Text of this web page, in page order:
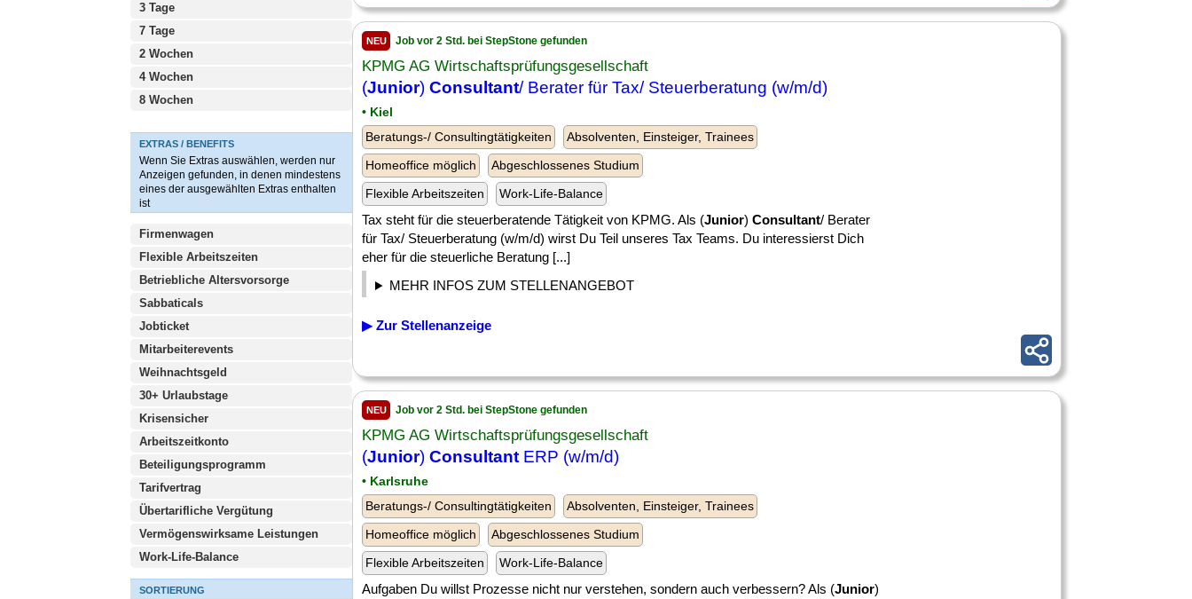
3 Tage
7 Tage
2 Wochen
4 Wochen
8 Wochen
EXTRAS / BENEFITS
Wenn Sie Extras auswählen, werden nur
Anzeigen gefunden, in denen mindestens
eines der ausgewählten Extras enthalten
ist
Firmenwagen
Flexible Arbeitszeiten
Betriebliche Altersvorsorge
Sabbaticals
Jobticket
Mitarbeiterevents
Weihnachtsgeld
30+ Urlaubstage
Krisensicher
Arbeitszeitkonto
Beteiligungsprogramm
Tarifvertrag
Übertarifliche Vergütung
Vermögenswirksame Leistungen
Work-Life-Balance
SORTIERUNG
NEU Job vor 2 Std. bei StepStone gefunden
KPMG AG Wirtschaftsprüfungsgesellschaft
(Junior) Consultant/ Berater für Tax/ Steuerberatung (w/m/d)
• Kiel
Beratungs-/ Consultingtätigkeiten
Absolventen, Einsteiger, Trainees
Homeoffice möglich
Abgeschlossenes Studium
Flexible Arbeitszeiten
Work-Life-Balance
Tax steht für die steuerberatende Tätigkeit von KPMG. Als (Junior) Consultant/ Berater
für Tax/ Steuerberatung (w/m/d) wirst Du Teil unseres Tax Teams. Du interessierst Dich
eher für die steuerliche Beratung [...]
MEHR INFOS ZUM STELLENANGEBOT
▶ Zur Stellenanzeige
NEU Job vor 2 Std. bei StepStone gefunden
KPMG AG Wirtschaftsprüfungsgesellschaft
(Junior) Consultant ERP (w/m/d)
• Karlsruhe
Beratungs-/ Consultingtätigkeiten
Absolventen, Einsteiger, Trainees
Homeoffice möglich
Abgeschlossenes Studium
Flexible Arbeitszeiten
Work-Life-Balance
Aufgaben Du willst Prozesse nicht nur verstehen, sondern auch verbessern? Als (Junior)